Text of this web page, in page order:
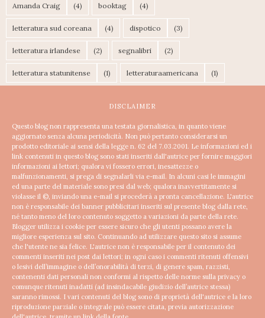
Amanda Craig (4) booktag (4)
letteratura sud coreana (4) dispotico (3)
letteratura irlandese (2) segnalibri (2)
letteratura statunitense (1) letteraturaamericana (1)
DISCLAIMER
Questo blog non rappresenta una testata giornalistica, in quanto viene
aggiornato senza alcuna periodicità. Non può pertanto considerarsi un
prodotto editoriale ai sensi della legge n. 62 del 7.03.2001. Le informazioni ed i
link contenuti in questo blog sono stati inseriti dall'autrice per fornire maggiori
informazioni ai lettori; qualora vi fossero errori, inesattezze o
malfunzionamenti, si prega di segnalarli via e-mail. In alcuni casi le immagini
ed una parte del materiale sono presi dal web; qualora inavvertitamente si
violasse il ©, inviando una e-mail si procederà a pronta cancellazione. L'autrice
non è responsabile dei banner pubblicitari inseriti sul presente blog dalla rete,
né tanto meno del loro contenuto soggetto a variazioni da parte della rete.
Blogger utilizza i cookie per essere sicuro che gli utenti possano avere la
migliore esperienza sul sito. Continuando ad utilizzare questo sito si assume
che l'utente ne sia felice. L'autrice non è responsabile per il contenuto dei
commenti inseriti nei post dai lettori; in ogni caso i commenti ritenuti offensivi
o lesivi dell’immagine o dell’onorabilità di terzi, di genere spam, razzisti,
contenenti dati personali non conformi al rispetto delle norme sulla privacy o
comunque ritenuti inadatti (ad insindacabile giudizio dell’autrice stessa)
saranno rimossi. I vari contenuti del blog sono di proprietà dell'autrice e la loro
riproduzione parziale o integrale può essere citata, previa autorizzazione